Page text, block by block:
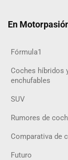
En
Fórmula1
Coches híbridos
enchufables
SUV
Rumores de
Comparativa de
Futuro